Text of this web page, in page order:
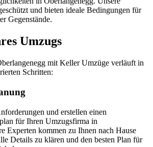
und bieten ideale Bedingungen für
Gegenstände.
Umzugs
mit Keller Umzüge verläuft in
Schritten:
und erstellen einen
für Ihren Umzugsfirma in
Experten kommen zu Ihnen nach Hause
Details zu klären und den besten Plan für